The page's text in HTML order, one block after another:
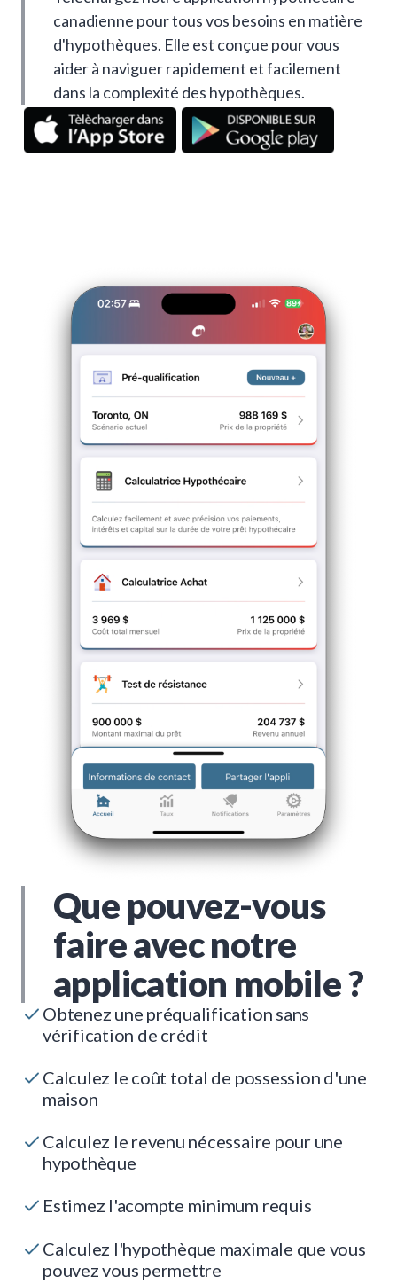
canadienne pour tous vos besoins en matière
d'hypothèques. Elle est conçue pour vous
aider à naviguer rapidement et facilement
dans la complexité des hypothèques.
Que pouvez-vous
faire avec notre
application mobile ?
Obtenez une préqualification sans
vérification de crédit
Calculez le coût total de possession d'une
maison
Calculez le revenu nécessaire pour une
hypothèque
Estimez l'acompte minimum requis
Calculez l'hypothèque maximale que vous
pouvez vous permettre